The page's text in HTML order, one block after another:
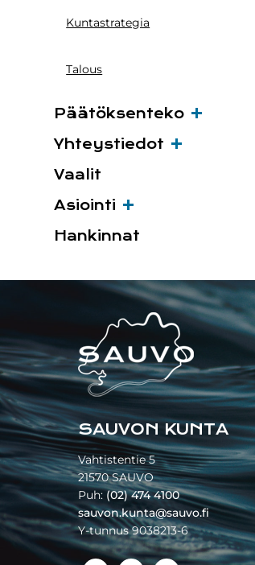
Kuntastrategia
Talous
Päätöksenteko
Yhteystiedot
Vaalit
Asiointi
Hankinnat
SAUVON KUNTA
Vahtistentie 5
21570 SAUVO
Puh:(02) 474 4100
sauvon.kunta@sauvo.fi
Y-tunnus 9038213-6